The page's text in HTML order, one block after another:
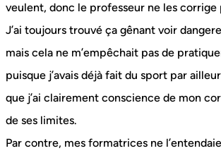
veulent, donc le professeur ne les corrige
J’ai toujours trouvé ça gênant voir
mais cela ne m’empêchait pas de
puisque j’avais déjà fait du sport par
que j’ai clairement conscience de mon
de ses limites.
Par contre, mes formatrices ne